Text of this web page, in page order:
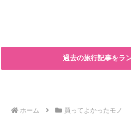
過去の旅行記事をラ
ホーム 買ってよかったモノ